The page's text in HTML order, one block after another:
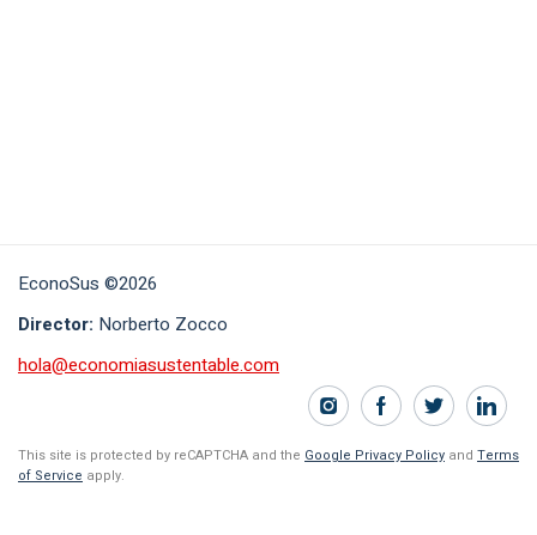
EconoSus ©2026
Director: Norberto Zocco
hola@economiasustentable.com
This site is protected by reCAPTCHA and the Google Privacy Policy and Terms
of Service apply.